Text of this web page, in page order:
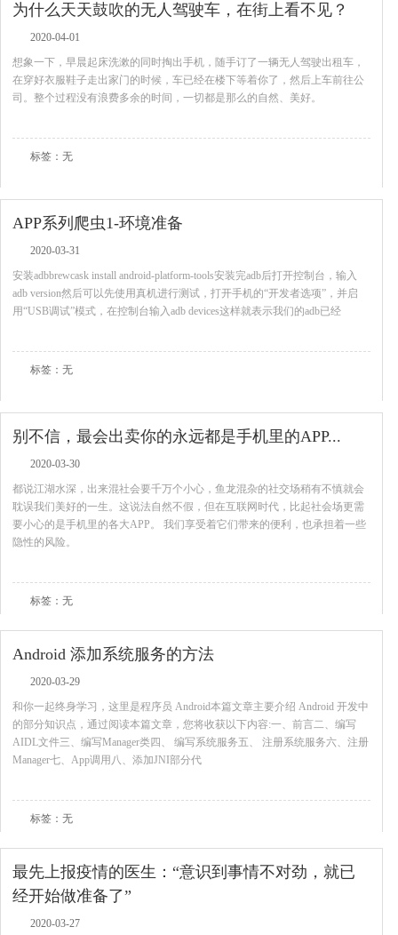
为什么天天鼓吹的无人驾驶车，在街上看不见？
2020-04-01
想象一下，早晨起床洗漱的同时掏出手机，随手订了一辆无人驾驶出租车，
在穿好衣服鞋子走出家门的时候，车已经在楼下等着你了，然后上车前往公
司。整个过程没有浪费多余的时间，一切都是那么的自然、美好。
标签：无
APP系列爬虫1-环境准备
2020-03-31
安装adbbrewcask install android-platform-tools安装完adb后打开控制台，输入
adb version然后可以先使用真机进行测试，打开手机的“开发者选项”，并启
用“USB调试”模式，在控制台输入adb devices这样就表示我们的adb已经
标签：无
别不信，最会出卖你的永远都是手机里的APP...
2020-03-30
​都说江湖水深，出来混社会要千万个小心，鱼龙混杂的社交场稍有不慎就会
耽误我们美好的一生。这说法自然不假，但在互联网时代，比起社会场更需
要小心的是手机里的各大APP。 我们享受着它们带来的便利，也承担着一些
隐性的风险。
标签：无
Android 添加系统服务的方法
2020-03-29
和你一起终身学习，这里是程序员 Android本篇文章主要介绍 Android 开发中
的部分知识点，通过阅读本篇文章，您将收获以下内容:一、前言二、编写
AIDL文件三、编写Manager类四、 编写系统服务五、 注册系统服务六、注册
Manager七、App调用八、添加JNI部分代
标签：无
最先上报疫情的医生：“意识到事情不对劲，就已
经开始做准备了”
2020-03-27